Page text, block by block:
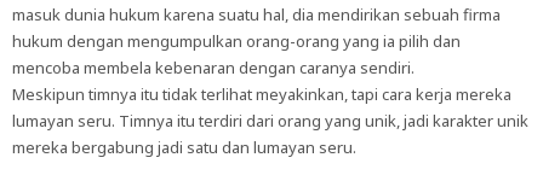
masuk dunia hukum karena suatu hal, dia mendirikan sebuah firma
hukum dengan mengumpulkan orang-orang yang ia pilih dan
mencoba membela kebenaran dengan caranya sendiri.
Meskipun timnya itu tidak terlihat meyakinkan, tapi cara kerja mereka
lumayan seru. Timnya itu terdiri dari orang yang unik, jadi karakter unik
mereka bergabung jadi satu dan lumayan seru.